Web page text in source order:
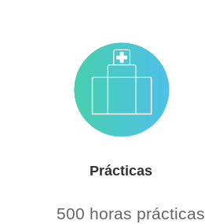
Prácticas
500 horas prácticas